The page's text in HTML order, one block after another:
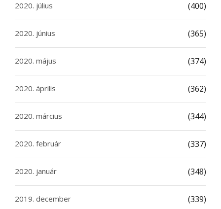
2020. július (400)
2020. június (365)
2020. május (374)
2020. április (362)
2020. március (344)
2020. február (337)
2020. január (348)
2019. december (339)